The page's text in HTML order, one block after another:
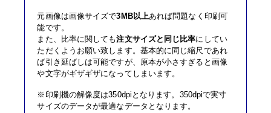
元画像は画像サイズで3MB以上あれば問題なく印刷可
能です。
また、比率に関しても注文サイズと同じ比率にしてい
ただくようお願い致します。基本的に同じ縮尺であれ
ば引き延ばしは可能ですが、原本が小さすぎると画像
や文字がギザギザになってしまいます。
※印刷機の解像度は350dpiとなります。350dpiで実寸
サイズのデータが最適なデータとなります。